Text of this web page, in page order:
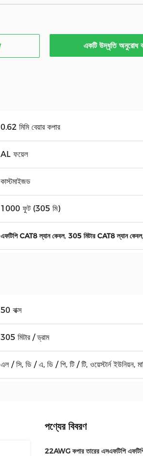
একটি উদ্ধৃতি অনুরোধ
0.62 মিমি বেয়ার কপার
AL ফয়েল
কাস্টমাইজড
1000 ফুট (305 মি)
এফটিপি CAT8 ল্যান কেবল, 305 মিটার CAT8 ল্যান কেবল,
50 বাক্স
305 মিটার / ড্রাম
এল / সি, ডি / এ, ডি / পি, টি / টি, ওয়েস্টার্ন ইউনিয়ন,
পণ্যের বিবরণ
22AWG কপার তারের এসএফটিপি